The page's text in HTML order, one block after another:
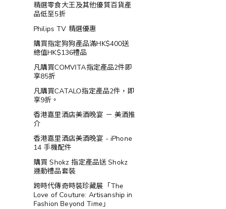
精選零食大王及其他優質百貨產
品低至5折
Philips TV 精選優惠
購買指定狗狗產品滿HK$400送
總值HK$136禮品
凡購買COMVITA指定產品2件即
享85折
凡購買CATALO指定產品2件，即
享9折。
香港嘉里酒店美酒晚宴 － 美酒推
介
香港嘉里酒店美酒晚宴 - iPhone
14 手機配件
購買 Shokz 指定產品送 Shokz
運動禮品套裝
跨時代傳奇時裝珍藏展「The
Love of Couture: Artisanship in
Fashion Beyond Time」